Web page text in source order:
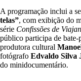
A programação inclui a
telas”, com exibição do
série Confissões de
público participa de
produtora cultural
fotógrafo Edvaldo Silva
do minidocumentário.